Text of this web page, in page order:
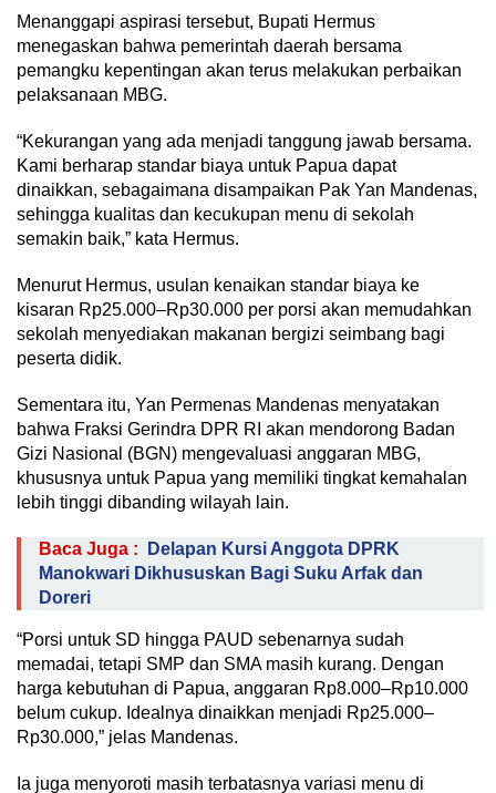
Menanggapi aspirasi tersebut, Bupati Hermus
menegaskan bahwa pemerintah daerah bersama
pemangku kepentingan akan terus melakukan perbaikan
pelaksanaan MBG.
“Kekurangan yang ada menjadi tanggung jawab bersama.
Kami berharap standar biaya untuk Papua dapat
dinaikkan, sebagaimana disampaikan Pak Yan Mandenas,
sehingga kualitas dan kecukupan menu di sekolah
semakin baik,” kata Hermus.
Menurut Hermus, usulan kenaikan standar biaya ke
kisaran Rp25.000–Rp30.000 per porsi akan memudahkan
sekolah menyediakan makanan bergizi seimbang bagi
peserta didik.
Sementara itu, Yan Permenas Mandenas menyatakan
bahwa Fraksi Gerindra DPR RI akan mendorong Badan
Gizi Nasional (BGN) mengevaluasi anggaran MBG,
khususnya untuk Papua yang memiliki tingkat kemahalan
lebih tinggi dibanding wilayah lain.
Baca Juga :
Delapan Kursi Anggota DPRK
Manokwari Dikhususkan Bagi Suku Arfak dan
Doreri
“Porsi untuk SD hingga PAUD sebenarnya sudah
memadai, tetapi SMP dan SMA masih kurang. Dengan
harga kebutuhan di Papua, anggaran Rp8.000–Rp10.000
belum cukup. Idealnya dinaikkan menjadi Rp25.000–
Rp30.000,” jelas Mandenas.
Ia juga menyoroti masih terbatasnya variasi menu di